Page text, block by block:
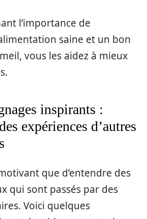
l’importance de
saine et un bon
vous les aidez à mieux
inspirants :
expériences d’autres
que d’entendre des
qui sont passés par des
Voici quelques